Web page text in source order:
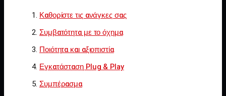
Καθορίστε τις ανάγκες σας
Συμβατότητα με το όχημα
Ποιότητα και αξιοπιστία
Εγκατάσταση Plug & Play
Συμπέρασμα